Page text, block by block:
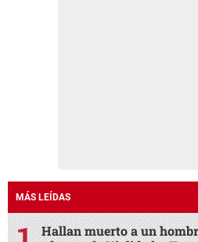
MÁS LEÍDAS
Hallan muerto a un